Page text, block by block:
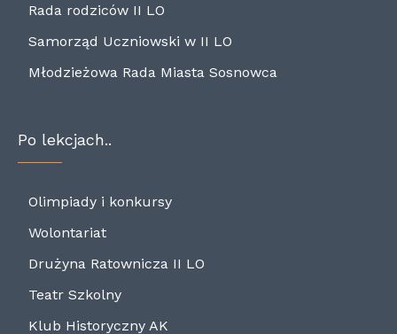
Rada rodziców II LO
Samorząd Uczniowski w II LO
Młodzieżowa Rada Miasta Sosnowca
Po lekcjach..
Olimpiady i konkursy
Wolontariat
Drużyna Ratownicza II LO
Teatr Szkolny
Klub Historyczny AK